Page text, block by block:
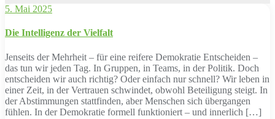
5. Mai 2025
Die Intelligenz der Vielfalt
Jenseits der Mehrheit – für eine reifere Demokratie Entscheiden –
das tun wir jeden Tag. In Gruppen, in Teams, in der Politik. Doch
entscheiden wir auch richtig? Oder einfach nur schnell? Wir leben in
einer Zeit, in der Vertrauen schwindet, obwohl Beteiligung steigt. In
der Abstimmungen stattfinden, aber Menschen sich übergangen
fühlen. In der Demokratie formell funktioniert – und innerlich […]